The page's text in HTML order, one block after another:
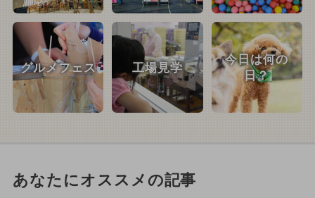
グルメフェス 工場見学
今日は何の
日？
あなたにオススメの記事